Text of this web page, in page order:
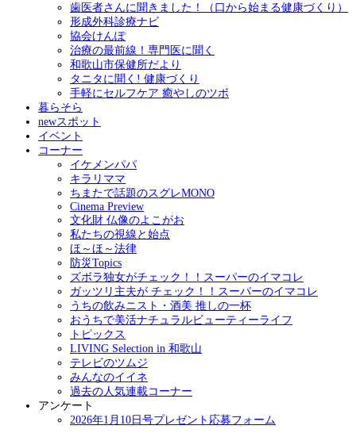
歯医者さんに聞きました！（口から始まる健康づくり）
形成外科診療ナビ
協会けんぽ
治療の最前線！専門医に聞く
和歌山市保健所だより
タニタに聞く! 健康づくり
手軽にセルフケア 癒やしのツボ
暮らそら
newスポット
イベント
コーナー
イケメンパパ
キラリママ
ちまたで話題のスグレMONO
Cinema Preview
文化財 仏像のよこがお
私たちの視線と始点
ほ～ほ～法律
防災Topics
ズボラ独女がチェック！！スーパーのイマコレ
ガッツリ主夫が チェック！！スーパーのイマコレ
うちの飲みニスト・酒美 推しの一杯
おうちで美活ナチュラルビューティーライフ
トピックス
LIVING Selection in 和歌山
テレビのツムジ
みんなのイイネ
過去の人気連載コーナー
アンケート
2026年1月10日号プレゼント応募フォーム